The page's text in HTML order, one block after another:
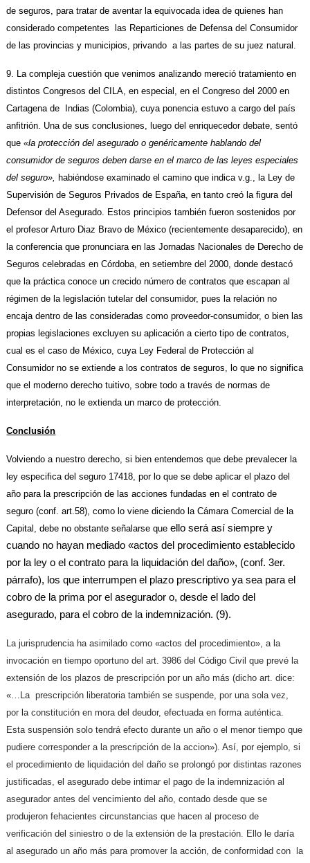
de seguros, para tratar de aventar la equivocada idea de quienes han
considerado competentes las Reparticiones de Defensa del Consumidor
de las provincias y municipios, privando a las partes de su juez natural.
9. La compleja cuestión que venimos analizando mereció tratamiento en
distintos Congresos del CILA, en especial, en el Congreso del 2000 en
Cartagena de Indias (Colombia), cuya ponencia estuvo a cargo del país
anfitrión. Una de sus conclusiones, luego del enriquecedor debate, sentó
que«la protección del asegurado o genéricamente hablando del
consumidor de seguros deben darse en el marco de las leyes especiales
del seguro», habiéndose examinado el camino que indica v.g., la Ley de
Supervisión de Seguros Privados de España, en tanto creó la figura del
Defensor del Asegurado. Estos principios también fueron sostenidos por
el profesor Arturo Diaz Bravo de México (recientemente desaparecido), en
la conferencia que pronunciara en las Jornadas Nacionales de Derecho de
Seguros celebradas en Córdoba, en setiembre del 2000, donde destacó
que la práctica conoce un crecido número de contratos que escapan al
régimen de la legislación tutelar del consumidor, pues la relación no
encaja dentro de las consideradas como proveedor-consumidor, o bien las
propias legislaciones excluyen su aplicación a cierto tipo de contratos,
cual es el caso de México, cuya Ley Federal de Protección al
Consumidor no se extiende a los contratos de seguros, lo que no significa
que el moderno derecho tuitivo, sobre todo a través de normas de
interpretación, no le extienda un marco de protección.
Conclusión
Volviendo a nuestro derecho, si bien entendemos que debe prevalecer la
ley especifica del seguro 17418, por lo que se debe aplicar el plazo del
año para la prescripción de las acciones fundadas en el contrato de
seguro (conf. art.58), como lo viene diciendo la Cámara Comercial de la
Capital, debe no obstante señalarse queello será así siempre y
cuando no hayan mediado «actos del procedimiento establecido
por la ley o el contrato para la liquidación del daño», (conf. 3er.
párrafo), los que interrumpen el plazo prescriptivo ya sea para el
cobro de la prima por el asegurador o, desde el lado del
asegurado, para el cobro de la indemnización. (9).
La jurisprudencia ha asimilado como «actos del procedimiento», a la
invocación en tiempo oportuno del art. 3986 del Código Civil que prevé la
extensión de los plazos de prescripción por un año más (dicho art. dice:
«…La prescripción liberatoria también se suspende, por una sola vez,
por la constitución en mora del deudor, efectuada en forma auténtica.
Esta suspensión solo tendrá efecto durante un año o el menor tiempo que
pudiere corresponder a la prescripción de la accion»). Así, por ejemplo, si
el procedimiento de liquidación del daño se prolongó por distintas razones
justificadas, el asegurado debe intimar el pago de la indemnización al
asegurador antes del vencimiento del año, contado desde que se
produjeron fehacientes circunstancias que hacen al proceso de
verificación del siniestro o de la extensión de la prestación. Ello le daría
al asegurado un año más para promover la acción, de conformidad con la